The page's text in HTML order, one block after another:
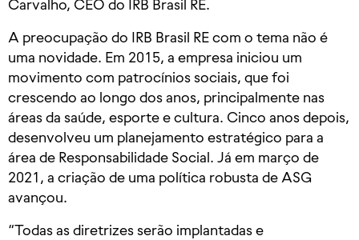
Carvalho, CEO do IRB Brasil RE.
A preocupação do IRB Brasil RE com o tema não é
uma novidade. Em 2015, a empresa iniciou um
movimento com patrocínios sociais, que foi
crescendo ao longo dos anos, principalmente nas
áreas da saúde, esporte e cultura. Cinco anos depois,
desenvolveu um planejamento estratégico para a
área de Responsabilidade Social. Já em março de
2021, a criação de uma política robusta de ASG
avançou.
“Todas as diretrizes serão implantadas e